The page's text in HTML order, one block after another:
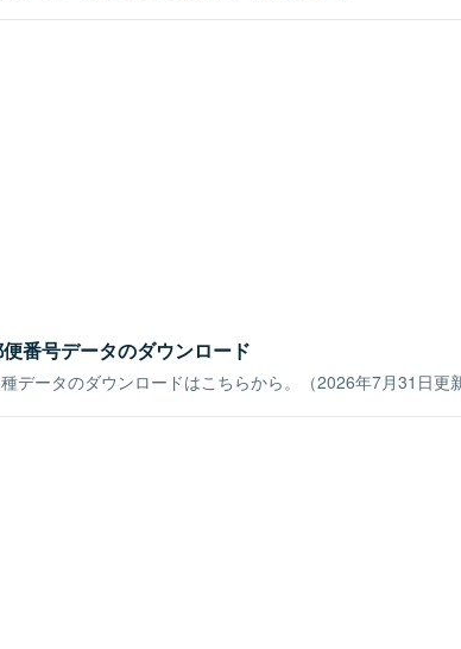
番号データのダウンロード
データのダウンロードはこちらから。（2026年7月31日更新